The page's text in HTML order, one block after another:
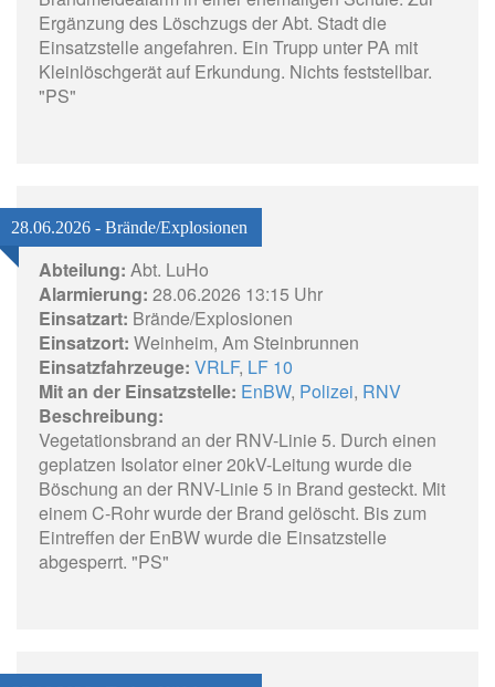
Ergänzung des Löschzugs der Abt. Stadt die
Einsatzstelle angefahren. Ein Trupp unter PA mit
Kleinlöschgerät auf Erkundung. Nichts feststellbar.
"PS"
28.06.2026 - Brände/Explosionen
Abteilung: Abt. LuHo
Alarmierung: 28.06.2026 13:15 Uhr
Einsatzart: Brände/Explosionen
Einsatzort: Weinheim, Am Steinbrunnen
Einsatzfahrzeuge: VRLF, LF 10
Mit an der Einsatzstelle: EnBW, Polizei, RNV
Beschreibung:
Vegetationsbrand an der RNV-Linie 5. Durch einen
geplatzen Isolator einer 20kV-Leitung wurde die
Böschung an der RNV-Linie 5 in Brand gesteckt. Mit
einem C-Rohr wurde der Brand gelöscht. Bis zum
Eintreffen der EnBW wurde die Einsatzstelle
abgesperrt. "PS"